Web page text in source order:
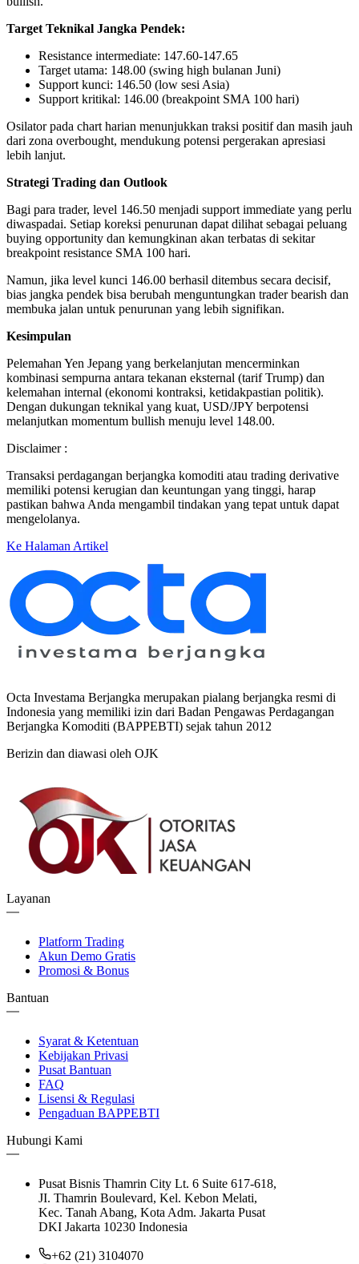
Target Teknikal Jangka Pendek:
Resistance intermediate: 147.60-147.65
Target utama: 148.00 (swing high bulanan Juni)
Support kunci: 146.50 (low sesi Asia)
Support kritikal: 146.00 (breakpoint SMA 100 hari)
Osilator pada chart harian menunjukkan traksi positif dan masih jauh
dari zona overbought, mendukung potensi pergerakan apresiasi
lebih lanjut.
Strategi Trading dan Outlook
Bagi para trader, level 146.50 menjadi support immediate yang perlu
diwaspadai. Setiap koreksi penurunan dapat dilihat sebagai peluang
buying opportunity dan kemungkinan akan terbatas di sekitar
breakpoint resistance SMA 100 hari.
Namun, jika level kunci 146.00 berhasil ditembus secara decisif,
bias jangka pendek bisa berubah menguntungkan trader bearish dan
membuka jalan untuk penurunan yang lebih signifikan.
Kesimpulan
Pelemahan Yen Jepang yang berkelanjutan mencerminkan
kombinasi sempurna antara tekanan eksternal (tarif Trump) dan
kelemahan internal (ekonomi kontraksi, ketidakpastian politik).
Dengan dukungan teknikal yang kuat, USD/JPY berpotensi
melanjutkan momentum bullish menuju level 148.00.
Disclaimer :
Transaksi perdagangan berjangka komoditi atau trading derivative
memiliki potensi kerugian dan keuntungan yang tinggi, harap
pastikan bahwa Anda mengambil tindakan yang tepat untuk dapat
mengelolanya.
Ke Halaman Artikel
Octa Investama Berjangka merupakan pialang berjangka resmi di
Indonesia yang memiliki izin dari Badan Pengawas Perdagangan
Berjangka Komoditi (BAPPEBTI) sejak tahun 2012
Berizin dan diawasi oleh OJK
Layanan
Platform Trading
Akun Demo Gratis
Promosi & Bonus
Bantuan
Syarat & Ketentuan
Kebijakan Privasi
Pusat Bantuan
FAQ
Lisensi & Regulasi
Pengaduan BAPPEBTI
Hubungi Kami
Pusat Bisnis Thamrin City Lt. 6 Suite 617-618,
JI. Thamrin Boulevard, Kel. Kebon Melati,
Kec. Tanah Abang, Kota Adm. Jakarta Pusat
DKI Jakarta 10230 Indonesia
+62 (21) 3104070